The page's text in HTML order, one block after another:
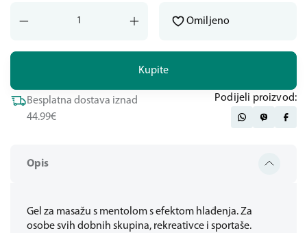
Opis
Gel za masažu s mentolom s efektom hlađenja. Za
osobe svih dobnih skupina, rekreativce i sportaše.
Kupite
Omiljeno
Besplatna dostava iznad
44.99€
Podijeli proizvod: